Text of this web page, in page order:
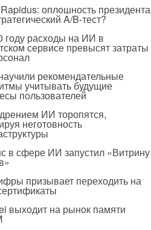
Rapidus: оплошность президента
A/B-тест?
году расходы на ИИ в
сервисе превысят затраты
рекомендательные
учитывать будущие
пользователей
ИИ торопятся,
неготовность
в сфере ИИ запустил «Витрину
призывает переходить на
выходит на рынок памяти